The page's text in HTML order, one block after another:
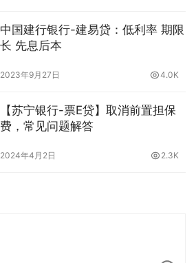
中国建行银行-建易贷：低利率 期限
长 先息后本
2023年9月27日 4.0K
【苏宁银行-票E贷】取消前置担保
费，常见问题解答
2024年4月2日 2.3K